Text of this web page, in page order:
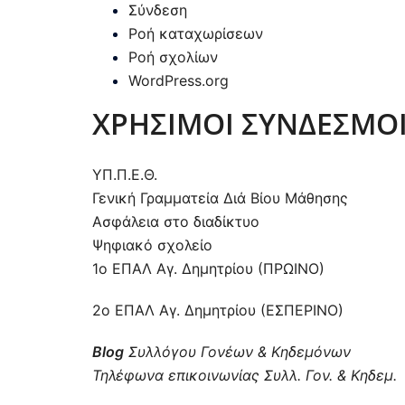
Σύνδεση
Ροή καταχωρίσεων
Ροή σχολίων
WordPress.org
ΧΡΗΣΙΜΟΙ
ΥΠ.Π.Ε.Θ.
Γενική Γραμματεία Διά Βίου Μάθησης
Ασφάλεια στο διαδίκτυο
Ψηφιακό σχολείο
1ο ΕΠΑΛ Αγ. Δημητρίου (ΠΡΩΙΝΟ)
2ο ΕΠΑΛ Αγ. Δημητρίου (ΕΣΠΕΡΙΝΟ)
Blog Συλλόγου Γονέων & Κηδεμόνων
Τηλέφωνα επικοινωνίας Συλλ. Γον. & Κηδεμ.